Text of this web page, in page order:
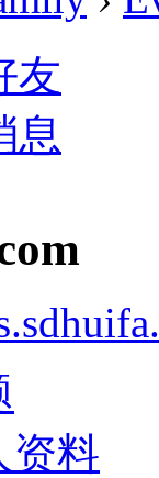
友
息
资料